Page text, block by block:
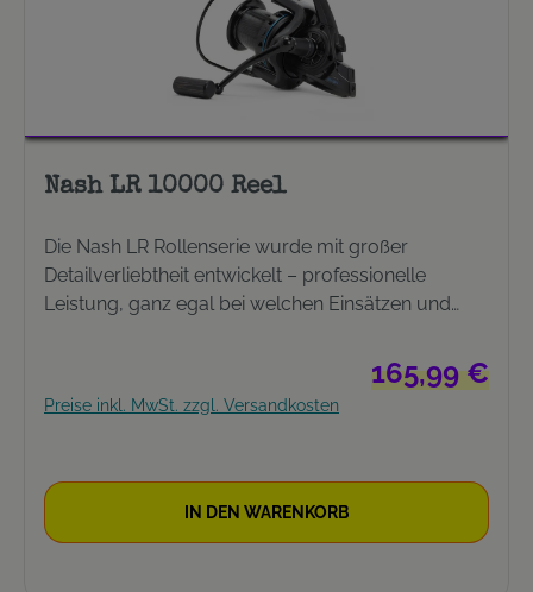
Nash LR 10000 Reel
Die Nash LR Rollenserie wurde mit großer
Detailverliebtheit entwickelt – professionelle
Leistung, ganz egal bei welchen Einsätzen und
Einsatz mit 6ft. Scope oder Dwarf Ruten.
Butterweicher Lauf, sorgfältig hergestellt mit
qualitativ sehr hochwertigen Komponenten und
cyanblauen Aufdrucken. Kommen mit einem
extrem langen Hub und Super Slow Oscillation für
Regulärer Preis:
165,99 €
Preise inkl. MwSt. zzgl. Versandkosten
IN DEN WARENKORB